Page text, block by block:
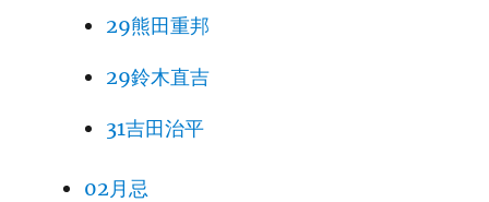
29熊田重邦
29鈴木直吉
31吉田治平
02月忌